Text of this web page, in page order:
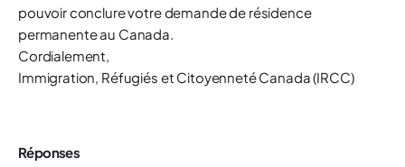
pouvoir conclure votre demande de résidence
permanente au Canada.
Cordialement,
Immigration, Réfugiés et Citoyenneté Canada (IRCC)
Réponses